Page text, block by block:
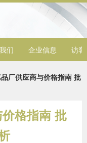
们 企业信息 访客
厂供应商与价格指南 批
格指南 批